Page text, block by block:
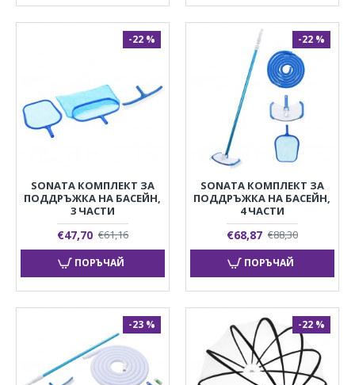
-22 %
SONATA КОМПЛЕКТ ЗА
ПОДДРЪЖКА НА БАСЕЙН,
3 ЧАСТИ
€47,70 €61,16
ПОРЪЧАЙ
-22 %
SONATA КОМПЛЕКТ ЗА
ПОДДРЪЖКА НА БАСЕЙН,
4 ЧАСТИ
€68,87 €88,30
ПОРЪЧАЙ
-23 % -22 %